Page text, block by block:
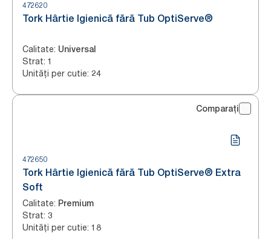
472620
Tork Hârtie Igienică fără Tub OptiServe®
Calitate: Universal
Strat: 1
Unități per cutie: 24
Comparați
472650
Tork Hârtie Igienică fără Tub OptiServe® Extra
Soft
Calitate: Premium
Strat: 3
Unități per cutie: 18